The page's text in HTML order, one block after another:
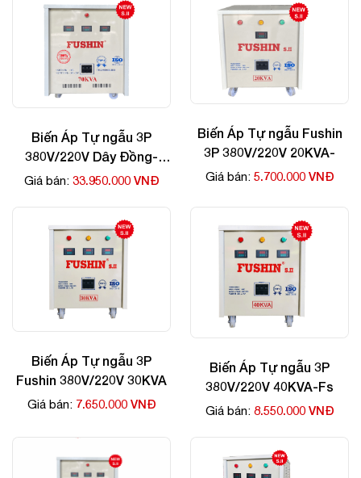
Biến Áp Tự ngẫu 3P
380V/220V Dây Đồng-
70kva
Giá bán: 33.950.000 VNĐ
Biến Áp Tự ngẫu Fushin
3P 380V/220V 20KVA-
Giá bán: 5.700.000 VNĐ
Biến Áp Tự ngẫu 3P
Fushin 380V/220V 30KVA
Giá bán: 7.650.000 VNĐ
Biến Áp Tự ngẫu 3P
380V/220V 40KVA-Fs
Giá bán: 8.550.000 VNĐ